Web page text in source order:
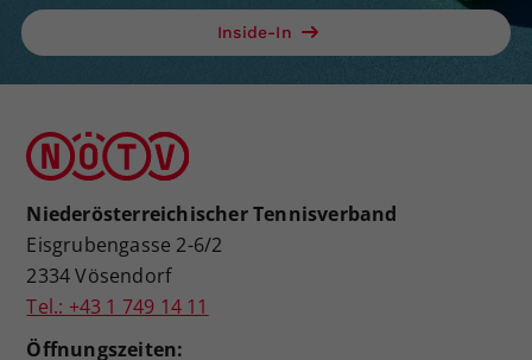
Inside-In
Niederösterreichischer Tennisverband
Eisgrubengasse 2-6/2
2334 Vösendorf
Tel.: +43 1 749 14 11
Öffnungszeiten: